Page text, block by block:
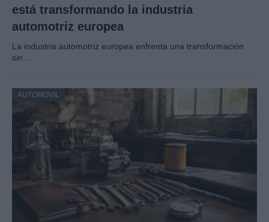
está transformando la industria
automotriz europea
La industria automotriz europea enfrenta una transformación
sin…
AUTOMOVIL